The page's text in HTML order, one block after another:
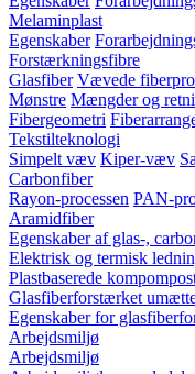
Melaminplast
Egenskaber
Forstærkningsfibre
Glasfiber Vævede
Mønstre Mængder og
Fibergeometri
Tekstilteknologi
Simpelt væv Kiper-væv
Carbonfiber
Rayon-processen PAN-
Aramidfiber
Egenskaber af glas-,
Elektrisk og termisk
Plastbaserede
Glasfiberforstærket
Egenskaber for
Arbejdsmiljø
Arbejdsmiljø